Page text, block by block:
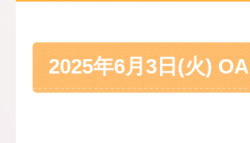
2025年6月3日(火) OA